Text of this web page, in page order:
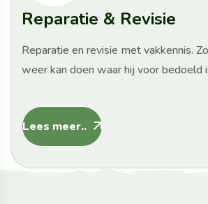
Reparatie & Revisie
Reparatie en revisie met vakkennis.
weer kan doen waar hij voor bedoeld
Lees meer..